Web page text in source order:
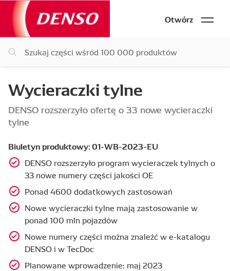
Otwórz
Wycieraczki tylne
DENSO rozszerzyło ofertę o 33 nowe wycieraczki
tylne
Biuletyn produktowy: 01-WB-2023-EU
DENSO rozszerzyło program wycieraczek tylnych o
33 nowe numery części jakości OE
Ponad 4600 dodatkowych zastosowań
Nowe wycieraczki tylne mają zastosowanie w
ponad 100 mln pojazdów
Nowe numery części można znaleźć w e-katalogu
DENSO i w TecDoc
Planowane wprowadzenie: maj 2023